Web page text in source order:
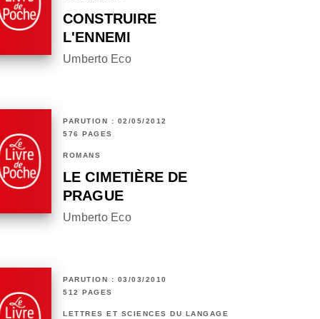
CONSTRUIRE
L'ENNEMI
Umberto Eco
PARUTION : 02/05/2012
576 PAGES
ROMANS
LE CIMETIÈRE DE
PRAGUE
Umberto Eco
PARUTION : 03/03/2010
512 PAGES
LETTRES ET SCIENCES DU LANGAGE